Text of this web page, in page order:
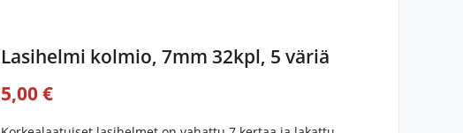
Lasihelmi kolmio, 7mm 32kpl, 5 väriä
5,00 €